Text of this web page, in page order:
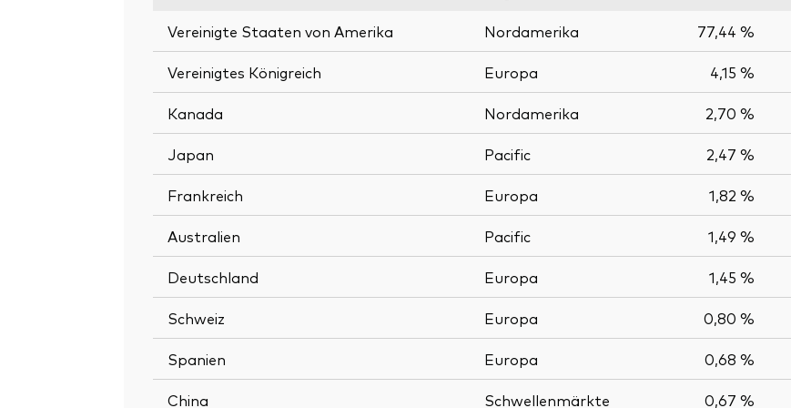
Vereinigte Staaten von Amerika
Nordamerika 77,44 %
Vereinigtes Königreich Europa 4,15 %
Kanada Nordamerika 2,70 %
Japan Pacific 2,47 %
Frankreich Europa 1,82 %
Australien Pacific 1,49 %
Deutschland Europa 1,45 %
Schweiz Europa 0,80 %
Spanien Europa 0,68 %
China Schwellenmärkte 0,67 %